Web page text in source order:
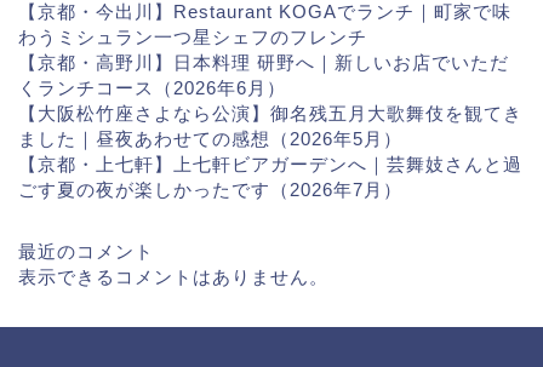
【京都・今出川】Restaurant KOGAでランチ｜町家で味
わうミシュラン一つ星シェフのフレンチ
【京都・高野川】日本料理 研野へ｜新しいお店でいただ
くランチコース（2026年6月）
【大阪松竹座さよなら公演】御名残五月大歌舞伎を観てき
ました｜昼夜あわせての感想（2026年5月）
【京都・上七軒】上七軒ビアガーデンへ｜芸舞妓さんと過
ごす夏の夜が楽しかったです（2026年7月）
最近のコメント
表示できるコメントはありません。